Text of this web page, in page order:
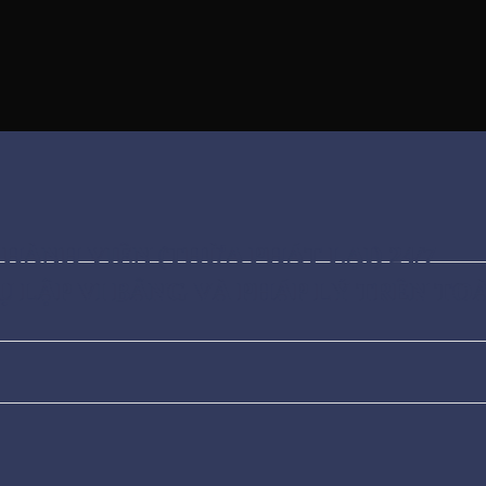
VIÊN (THỪA PHÁT LẠI) 24/7